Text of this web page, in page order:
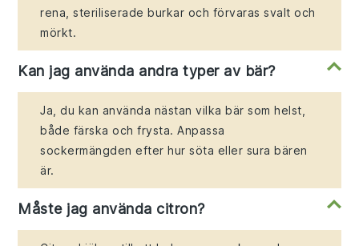
rena, steriliserade burkar och förvaras svalt och
mörkt.
Kan jag använda andra typer av bär?
Ja, du kan använda nästan vilka bär som helst,
både färska och frysta. Anpassa
sockermängden efter hur söta eller sura bären
är.
Måste jag använda citron?